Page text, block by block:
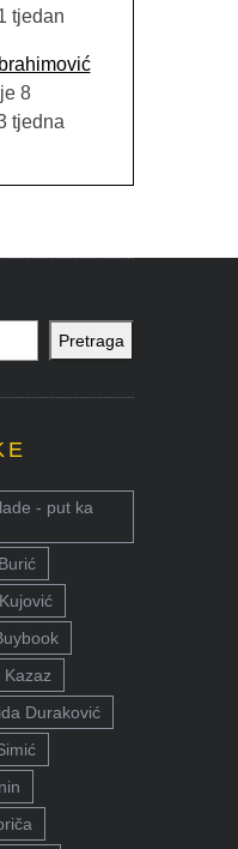
tjedan
8
tjedna
Pretraga
- put ka
Kazaz
Duraković